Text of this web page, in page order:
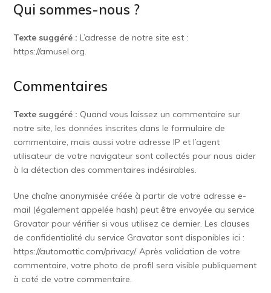
Qui sommes-nous ?
Texte suggéré :L’adresse de notre site est :
https://amusel.org.
Commentaires
Texte suggéré : Quand vous laissez un commentaire sur
notre site, les données inscrites dans le formulaire de
commentaire, mais aussi votre adresse IP et l’agent
utilisateur de votre navigateur sont collectés pour nous aider
à la détection des commentaires indésirables.
Une chaîne anonymisée créée à partir de votre adresse e-
mail (également appelée hash) peut être envoyée au service
Gravatar pour vérifier si vous utilisez ce dernier. Les clauses
de confidentialité du service Gravatar sont disponibles ici :
https://automattic.com/privacy/. Après validation de votre
commentaire, votre photo de profil sera visible publiquement
à coté de votre commentaire.